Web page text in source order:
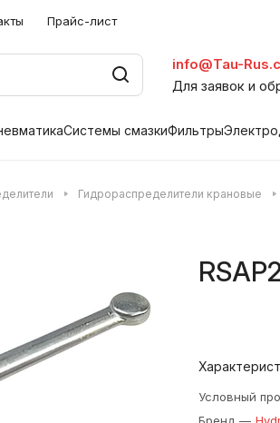
Прайс-лист
info@Tau-
Для заявок и
Системы смазкиФильтры
Гидрораспределители крановые
Условный